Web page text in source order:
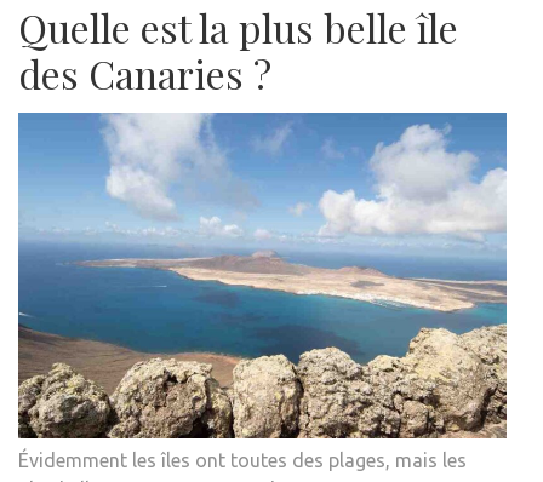
Quelle est la plus belle île
des Canaries ?
Évidemment les îles ont toutes des plages, mais les